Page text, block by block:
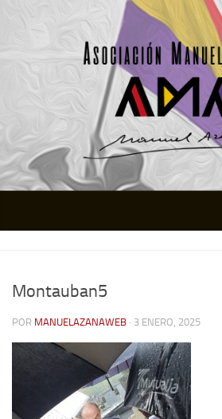
Actividades
Colabora
Memoria Histórica
Montauban5
POR MANUELAZANAWEB · 3 ENERO, 2025